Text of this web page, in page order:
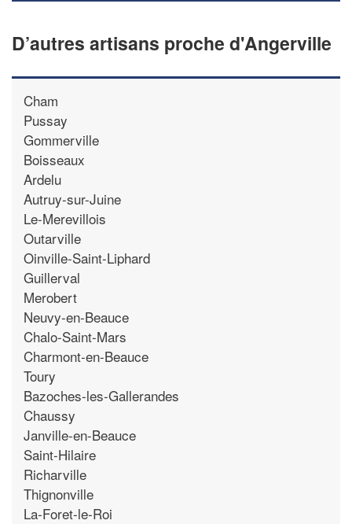
D’autres artisans proche d'Angerville
Cham
Pussay
Gommerville
Boisseaux
Ardelu
Autruy-sur-Juine
Le-Merevillois
Outarville
Oinville-Saint-Liphard
Guillerval
Merobert
Neuvy-en-Beauce
Chalo-Saint-Mars
Charmont-en-Beauce
Toury
Bazoches-les-Gallerandes
Chaussy
Janville-en-Beauce
Saint-Hilaire
Richarville
Thignonville
La-Foret-le-Roi